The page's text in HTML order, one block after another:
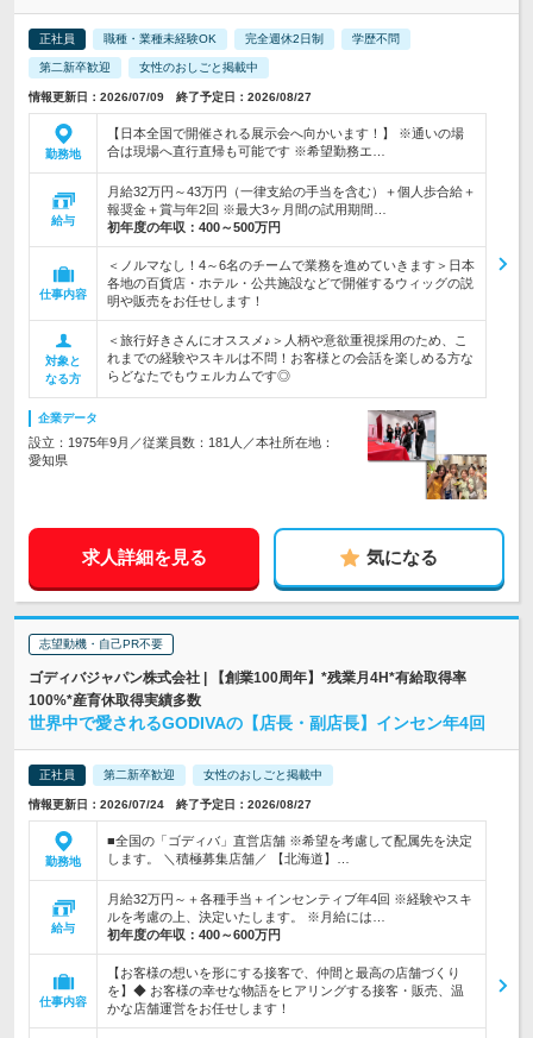
正社員 職種・業種未経験OK 完全週休2日制 学歴不問
第二新卒歓迎 女性のおしごと掲載中
情報更新日：2026/07/09 終了予定日：2026/08/27
勤務地
【日本全国で開催される展示会へ向かいます！】 ※通いの場
合は現場へ直行直帰も可能です ※希望勤務エ…
給与
月給32万円～43万円（一律支給の手当を含む）＋個人歩合給＋
報奨金＋賞与年2回 ※最大3ヶ月間の試用期間…
初年度の年収： 400～500万円
仕事内容
＜ノルマなし！4～6名のチームで業務を進めていきます＞日本
各地の百貨店・ホテル・公共施設などで開催するウィッグの説
明や販売をお任せします！
対象と
なる方
＜旅行好きさんにオススメ♪＞人柄や意欲重視採用のため、こ
れまでの経験やスキルは不問！お客様との会話を楽しめる方な
らどなたでもウェルカムです◎
企業データ
設立：1975年9月／従業員数：181人／本社所在地：
愛知県
求人詳細を見る 気になる
志望動機・自己PR不要
ゴディバジャパン株式会社 | 【創業100周年】*残業月4H*有給取得率
100%*産育休取得実績多数
世界中で愛されるGODIVAの【店長・副店長】インセン年4回
正社員 第二新卒歓迎 女性のおしごと掲載中
情報更新日：2026/07/24 終了予定日：2026/08/27
勤務地
■全国の「ゴディバ」直営店舗 ※希望を考慮して配属先を決定
します。 ＼積極募集店舗／ 【北海道】…
給与
月給32万円～＋各種手当＋インセンティブ年4回 ※経験やスキ
ルを考慮の上、決定いたします。 ※月給には…
初年度の年収： 400～600万円
仕事内容
【お客様の想いを形にする接客で、仲間と最高の店舗づくり
を】◆ お客様の幸せな物語をヒアリングする接客・販売、温
かな店舗運営をお任せします！